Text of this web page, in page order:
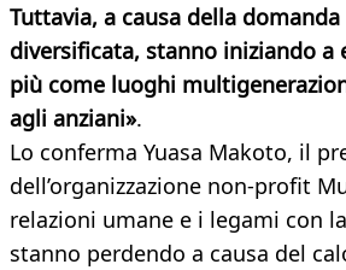
Tuttavia, a causa della
diversificata, stanno iniziando a
più come luoghi
agli anziani».
Lo conferma Yuasa Makoto, il
dell’organizzazione non-profit
relazioni umane e i legami con
stanno perdendo a causa del